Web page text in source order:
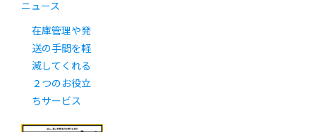
ニュース
在庫管理や発
送の手間を軽
減してくれる
２つのお役立
ちサービス